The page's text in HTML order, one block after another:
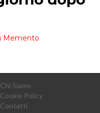
Chi Siamo
Cookie Policy
Contatti